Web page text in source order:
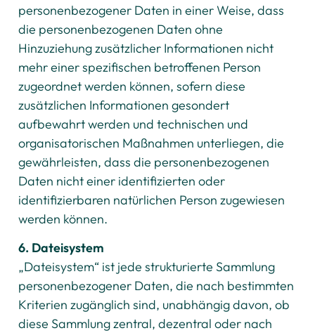
personenbezogener Daten in einer Weise, dass
die personenbezogenen Daten ohne
Hinzuziehung zusätzlicher Informationen nicht
mehr einer spezifischen betroffenen Person
zugeordnet werden können, sofern diese
zusätzlichen Informationen gesondert
aufbewahrt werden und technischen und
organisatorischen Maßnahmen unterliegen, die
gewährleisten, dass die personenbezogenen
Daten nicht einer identifizierten oder
identifizierbaren natürlichen Person zugewiesen
werden können.
6. Dateisystem
„Dateisystem“ ist jede strukturierte Sammlung
personenbezogener Daten, die nach bestimmten
Kriterien zugänglich sind, unabhängig davon, ob
diese Sammlung zentral, dezentral oder nach